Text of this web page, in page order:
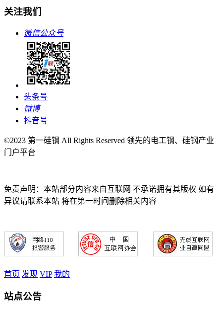
关注我们
微信公众号
头条号
微博
抖音号
©2023 第一硅钢 All Rights Reserved 领先的电工钢、硅钢产业
门户平台
免责声明：本站部分内容来自互联网 不承诺拥有其版权 如有
异议请联系本站 将在第一时间删除相关内容
首页 发现 VIP 我的
站点公告